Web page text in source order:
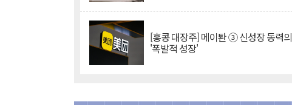
[홍콩 대장주] 메이퇀 ③ 신성장 동력의
'폭발적 성장'